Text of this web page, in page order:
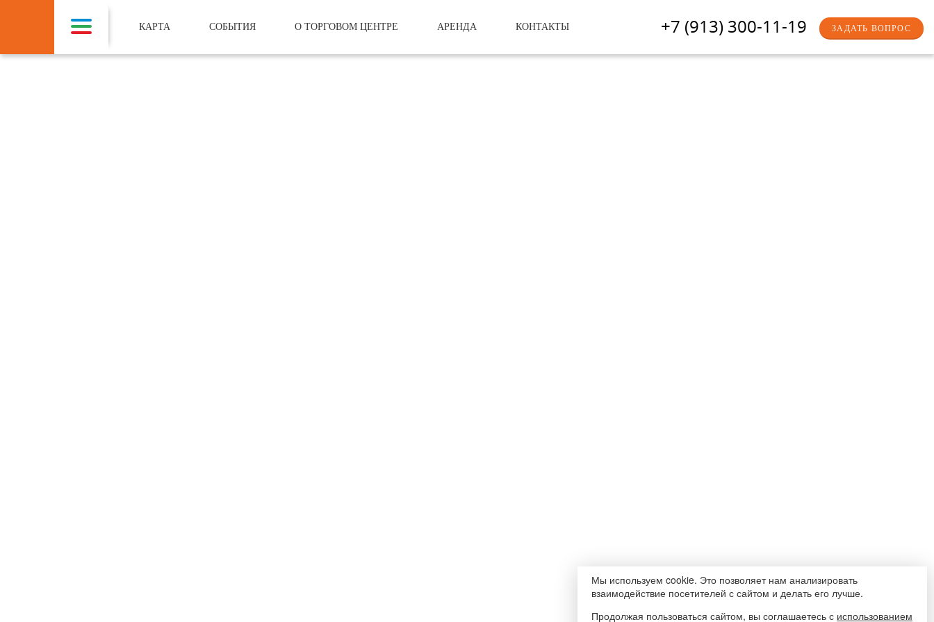
КАРТА СОБЫТИЯ О ТОРГОВОМ ЦЕНТРЕ АРЕНДА КОНТАКТЫ +7 (913) 300-11-19 ЗАДАТЬ ВОПРОС
Мы используем cookie. Это позволяет нам анализировать
взаимодействие посетителей с сайтом и делать его лучше.
Продолжая пользоваться сайтом, вы соглашаетесь с использованием